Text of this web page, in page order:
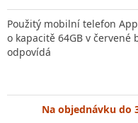
Použitý mobilní telefon
o kapacitě 64GB v červené
odpovídá
Na objednávku do